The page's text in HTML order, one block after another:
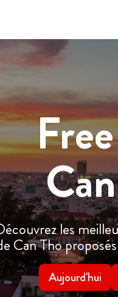
les
Can Tho
Aujourd'hui